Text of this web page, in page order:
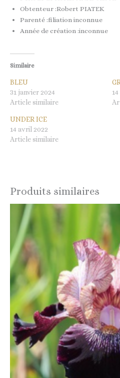
Obtenteur :Robert PIATEK
Parenté :filiation inconnue
Année de création :inconnue
Similaire
BLEU
31 janvier 2024
Article similaire
UNDER ICE
14 avril 2022
Article similaire
Produits similaires